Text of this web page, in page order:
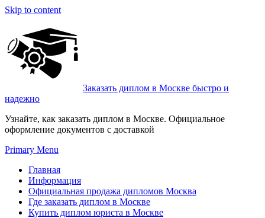
Skip to content
Заказать диплом в Москве быстро и
надежно
Узнайте, как заказать диплом в Москве. Официальное
оформление документов с доставкой
Primary Menu
Главная
Информация
Официальная продажа дипломов Москва
Где заказать диплом в Москве
Купить диплом юриста в Москве